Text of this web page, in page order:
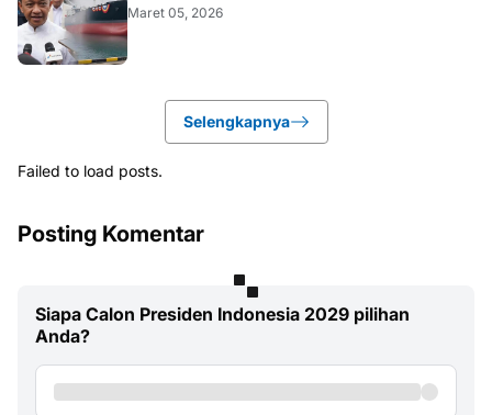
Maret 05, 2026
Selengkapnya
Failed to load posts.
Posting Komentar
Siapa Calon Presiden Indonesia 2029 pilihan
Anda?